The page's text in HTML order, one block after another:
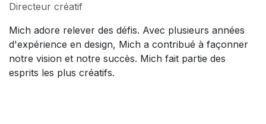
Directeur créatif
Mich adore relever des défis. Avec plusieurs années
d'expérience en design, Mich a contribué à façonner
notre vision et notre succès. Mich fait partie des
esprits les plus créatifs.